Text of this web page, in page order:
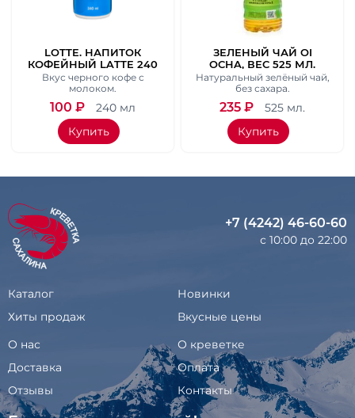
LOTTE. НАПИТОК
LATTE 240
МЛ.
Вкус черного кофе с
молоком.
₽
240 мл
Купить
ЗЕЛЕНЫЙ ЧАЙ OI
OCHA, ВЕС 525 МЛ.
Натуральный зелёный чай,
без сахара.
₽
525 мл.
Купить
+7 (4242) 46-60-60
с 10:00 до 22:00
Каталог
Новинки
Хиты продаж
Вкусные цены
О нас
О креветке
Доставка
Оплата
Отзывы
Контакты